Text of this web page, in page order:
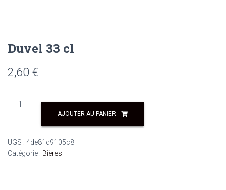
Duvel 33 cl
2,60 €
quantité
de
cl
AJOUTER AU PANIER
UGS : 4de81d9105c8
Catégorie : Bières